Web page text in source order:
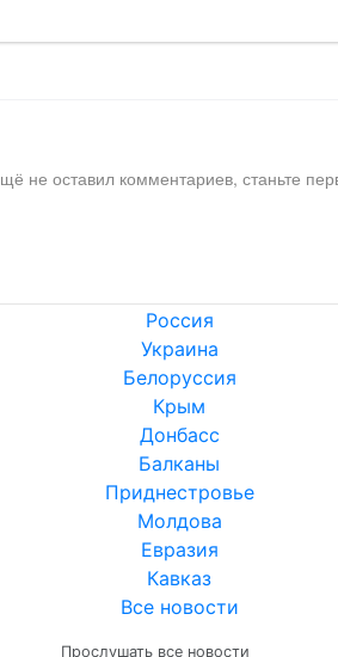
не оставил комментариев, станьте
Россия
Украина
Белоруссия
Крым
Донбасс
Балканы
Приднестровье
Молдова
Евразия
Кавказ
Все новости
Прослушать все новости